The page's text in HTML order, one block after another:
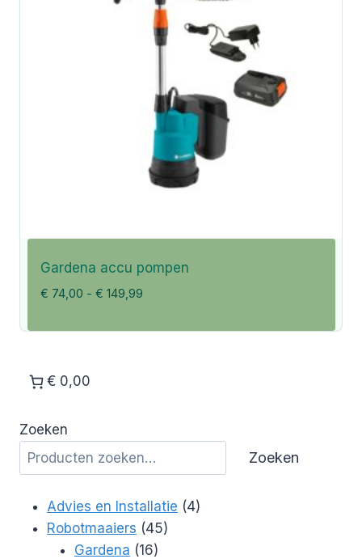
Gardena accu pompen
€ 74,00 - € 149,99Prijsklasse:
tot
€ 0,00
Zoeken
Zoeken
Advies en Installatie 44
Robotmaaiers 4545
Gardena 1616